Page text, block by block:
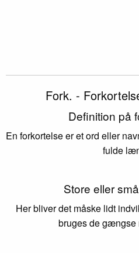
Fork. -
Definition på
En forkortelse er et ord eller
fulde
Store eller
Her bliver det måske lidt
bruges de gængse